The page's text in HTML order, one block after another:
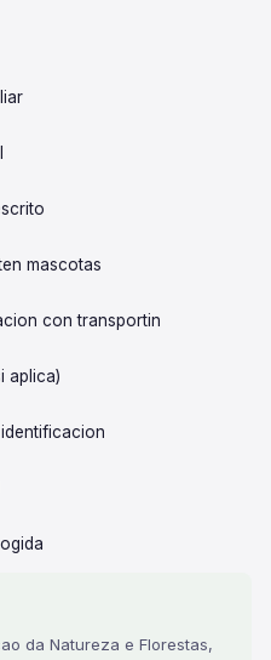
mascotas
con transportin
aplica)
da Natureza e Florestas,